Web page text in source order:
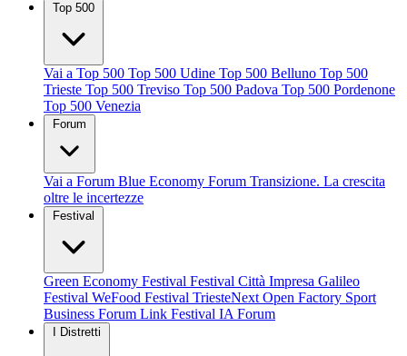
Top 500
Vai a Top 500 Top 500 Udine Top 500 Belluno Top 500
Trieste Top 500 Treviso Top 500 Padova Top 500 Pordenone
Top 500 Venezia
Forum
Vai a Forum Blue Economy Forum Transizione. La crescita
oltre le incertezze
Festival
Green Economy Festival Festival Città Impresa Galileo
Festival WeFood Festival TriesteNext Open Factory Sport
Business Forum Link Festival IA Forum
I Distretti